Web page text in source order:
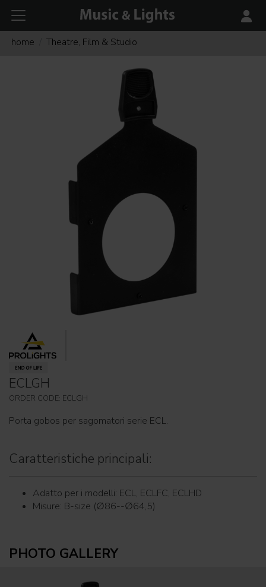
home Theatre, Film & Studio
ECLGH
ORDER CODE: ECLGH
Porta gobos per sagomatori serie ECL.
Caratteristiche principali:
Adatto per i modelli: ECL, ECLFC, ECLHD
Misure: B-size (∅86--∅64,5)
PHOTO GALLERY